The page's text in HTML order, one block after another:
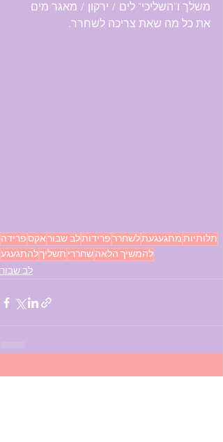
משלך ו"השליכי" לים / ירקון / מאגר מים
את כל מה שאת צריכה לשחרר.
פרידהאקסלב שבורפרידותלשחררמתגעגעתתלותיות
להתגעגעתשליך שחררילהמשיך הלאה
לב שבור